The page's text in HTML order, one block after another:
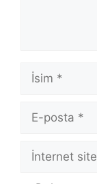
İsim
posta
İnternet